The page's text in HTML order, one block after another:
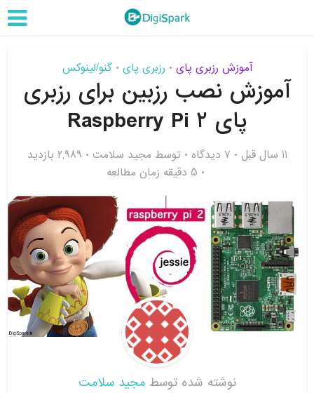
آموزش رزبری پای • رزبری پای • گنو/لینوکس
آموزش نصب رزبین برای رزبری
پای ۲ Raspberry Pi
11 سال قبل ۷ دیدگاه توسط مجید سلامت
2,989 بازدید
5 دقیقه زمان مطالعه
نوشته شده توسطمجید سلامت